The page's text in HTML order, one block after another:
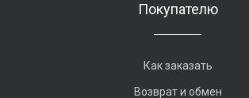
Покупателю
Как заказать
Возврат и обмен